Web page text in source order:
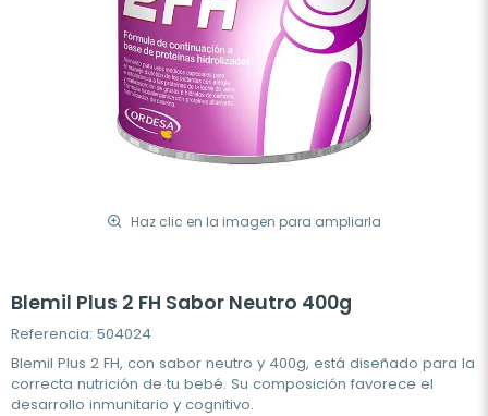
Haz clic en la imagen para ampliarla
Blemil Plus 2 FH Sabor Neutro 400g
Referencia: 504024
Blemil Plus 2 FH, con sabor neutro y 400g, está diseñado para la
correcta nutrición de tu bebé. Su composición favorece el
desarrollo inmunitario y cognitivo.